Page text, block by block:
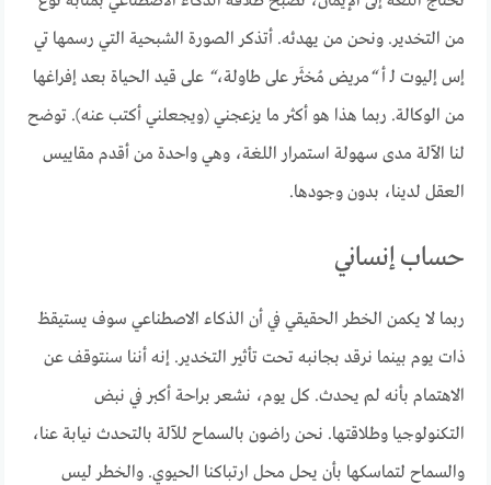
من التخدير. ونحن من يهدئه. أتذكر الصورة الشبحية التي رسمها تي
إس إليوت لـ أ“مريض مُخثَر على طاولة،“ على قيد الحياة بعد إفراغها
من الوكالة. ربما هذا هو أكثر ما يزعجني (ويجعلني أكتب عنه). توضح
لنا الآلة مدى سهولة استمرار اللغة، وهي واحدة من أقدم مقاييس
العقل لدينا، بدون وجودها.
حساب إنساني
ربما لا يكمن الخطر الحقيقي في أن الذكاء الاصطناعي سوف يستيقظ
ذات يوم بينما نرقد بجانبه تحت تأثير التخدير. إنه أننا سنتوقف عن
الاهتمام بأنه لم يحدث. كل يوم، نشعر براحة أكبر في نبض
التكنولوجيا وطلاقتها. نحن راضون بالسماح للآلة بالتحدث نيابة عنا،
والسماح لتماسكها بأن يحل محل ارتباكنا الحيوي. والخطر ليس